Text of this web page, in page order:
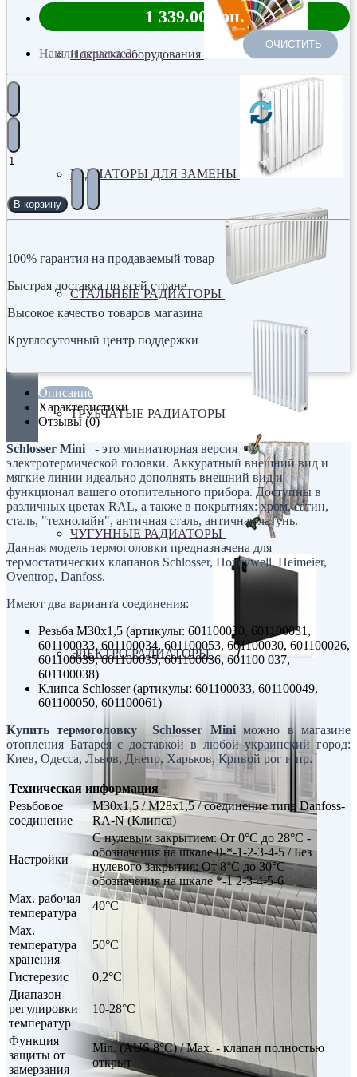
Покраска оборудования
РАДИАТОРЫ ДЛЯ ЗАМЕНЫ
СТАЛЬНЫЕ РАДИАТОРЫ
ТРУБЧАТЫЕ РАДИАТОРЫ
ЧУГУННЫЕ РАДИАТОРЫ
ЭЛЕКТРО РАДИАТОРЫ
1 339.00 грн.
Нашли дешевле?
ОЧИСТИТЬ
В корзину
100% гарантия на продаваемый товар
Быстрая доставка по всей стране
Высокое качество товаров магазина
Круглосуточный центр поддержки
Описание
Характеристики
Отзывы (0)
Schlosser Mini
- это миниатюрная версия
электротермической головки. Аккуратный внешний вид и
мягкие линии идеально дополнять внешний вид и
функционал вашего отопительного прибора. Доступны в
различных цветах RAL, а также в покрытиях: хром, сатин,
сталь, "технолайн", античная сталь, античная латунь.
Данная модель термоголовки предназначена для
термостатических клапанов Schlosser, Honeywell, Heimeier,
Oventrop, Danfoss.
Имеют два варианта соединения:
Резьба М30х1,5 (артикулы: 601100030, 601100031,
601100033, 601100034, 601100053, 601100030, 601100026,
601100039, 601100035, 601100036, 601100 037,
601100038)
Клипса Schlosser (артикулы: 601100033, 601100049,
601100050, 601100061)
Купить термоголовкуSchlosser Miniможно в магазине
отопления Батарея с доставкой в любой украинский город:
Киев, Одесса, Львов, Днепр, Харьков, Кривой рог и пр.
Техническая информация
Резьбовое
соединение
М30х1,5 / М28х1,5 / соединение типа Danfoss-
RA-N (Клипса)
Настройки
С нулевым закрытием: От 0°C до 28°C -
обозначения на шкале 0-*-1-2-3-4-5 / Без
нулевого закрытия: От 8°C до 30°C -
обозначения на шкале *-1 2-3-4-5-6
Max. рабочая
температура
40°C
Max.
температура
хранения
50°C
Гистерезис
0,2°C
Диапазон
регулировки
температур
10-28°C
Функция
защиты от
замерзания
Min. (AUS 8°C) / Max. - клапан полностью
открыт